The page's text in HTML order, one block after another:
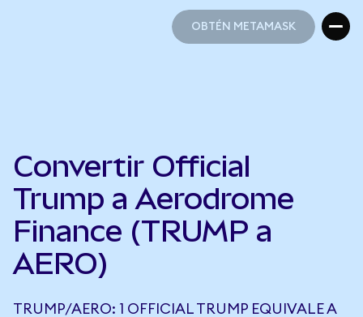
OBTÉN METAMASK
Convertir Official
Trump a Aerodrome
Finance (TRUMP a
AERO)
TRUMP/AERO: 1 OFFICIAL TRUMP EQUIVALE A